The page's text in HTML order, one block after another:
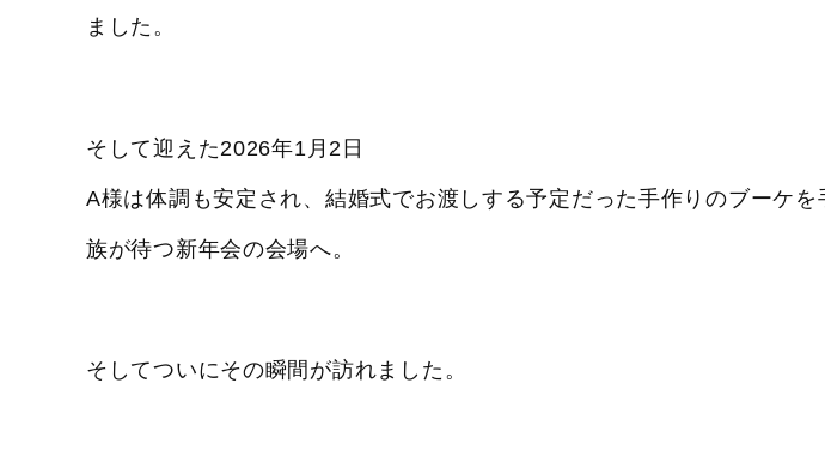
ました。
そして迎えた2026年1月2日
A様は体調も安定され、結婚式でお渡しする予定だった手作りのブーケを
族が待つ新年会の会場へ。
そしてついにその瞬間が訪れました。